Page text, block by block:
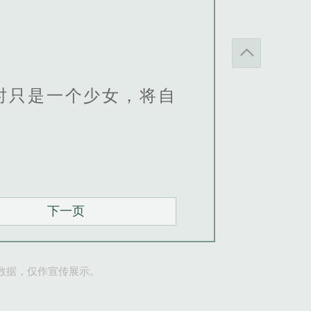
是一个少女，将自
下一页
，仅作宣传展示。